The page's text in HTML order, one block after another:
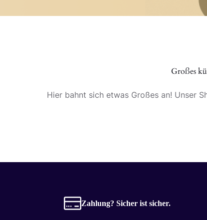
Großes
Hier bahnt sich etwas Großes an! Unser
Zahlung? Sicher ist sicher.